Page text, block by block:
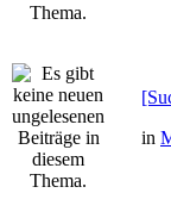
in